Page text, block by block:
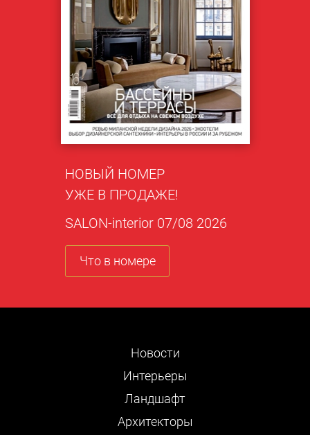
НОВЫЙ НОМЕР
УЖЕ В ПРОДАЖЕ!
SALON-interior 07/08 2026
Что в номере
Новости
Интерьеры
Ландшафт
Архитекторы